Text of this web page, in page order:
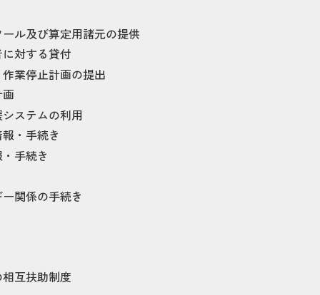
ル及び算定用諸元の提供
対する貸付
業停止計画の提出
ステムの利用
・手続き
手続き
関係の手続き
互扶助制度